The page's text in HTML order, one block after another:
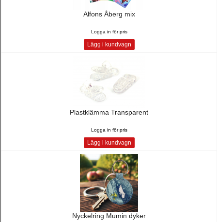
Alfons Åberg mix
Logga in för pris
Lägg i kundvagn
Plastklämma Transparent
Logga in för pris
Lägg i kundvagn
Nyckelring Mumin dyker